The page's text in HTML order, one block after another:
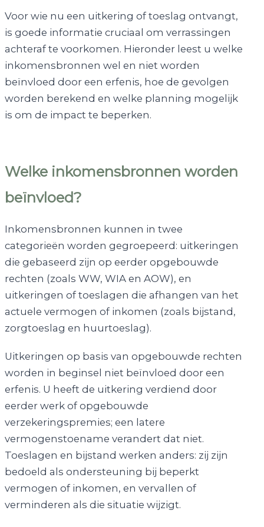
Voor wie nu een uitkering of toeslag ontvangt,
is goede informatie cruciaal om verrassingen
achteraf te voorkomen. Hieronder leest u welke
inkomensbronnen wel en niet worden
beïnvloed door een erfenis, hoe de gevolgen
worden berekend en welke planning mogelijk
is om de impact te beperken.
Welke inkomensbronnen worden
beïnvloed?
Inkomensbronnen kunnen in twee
categorieën worden gegroepeerd: uitkeringen
die gebaseerd zijn op eerder opgebouwde
rechten (zoals WW, WIA en AOW), en
uitkeringen of toeslagen die afhangen van het
actuele vermogen of inkomen (zoals bijstand,
zorgtoeslag en huurtoeslag).
Uitkeringen op basis van opgebouwde rechten
worden in beginsel niet beïnvloed door een
erfenis. U heeft de uitkering verdiend door
eerder werk of opgebouwde
verzekeringspremies; een latere
vermogenstoename verandert dat niet.
Toeslagen en bijstand werken anders: zij zijn
bedoeld als ondersteuning bij beperkt
vermogen of inkomen, en vervallen of
verminderen als die situatie wijzigt.